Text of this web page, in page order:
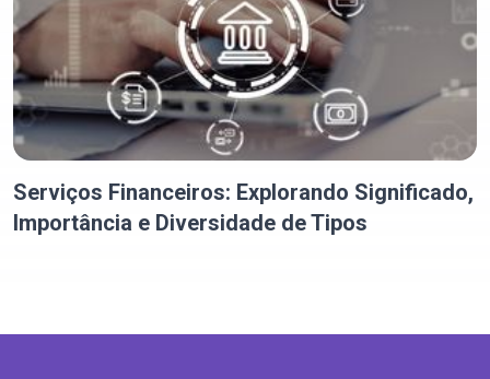
Serviços Financeiros: Explorando Significado,
Importância e Diversidade de Tipos